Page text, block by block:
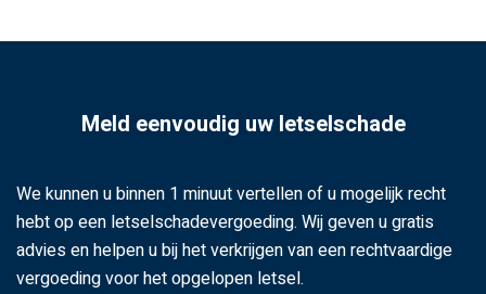
Meld eenvoudig uw letselschade
We kunnen u binnen 1 minuut vertellen of u mogelijk recht
hebt op een letselschadevergoeding. Wij geven u gratis
advies en helpen u bij het verkrijgen van een rechtvaardige
vergoeding voor het opgelopen letsel.